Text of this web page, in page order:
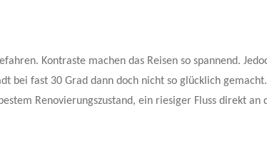
Kontraste machen das Reisen so spannend.
bei fast 30 Grad dann doch nicht so glücklich
Renovierungszustand, ein riesiger Fluss direkt an